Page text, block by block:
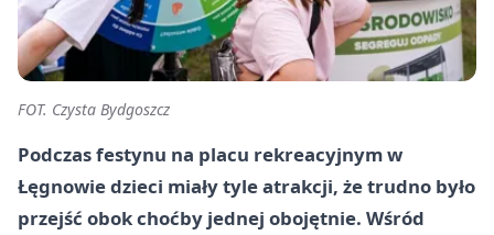
FOT. Czysta Bydgoszcz
Podczas festynu na placu rekreacyjnym w
Łęgnowie dzieci miały tyle atrakcji, że trudno było
przejść obok choćby jednej obojętnie. Wśród